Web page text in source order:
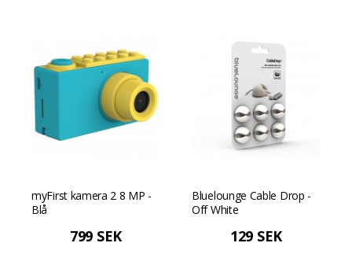
myFirst kamera 2 8 MP -
Blå
799 SEK
Bluelounge Cable Drop -
Off White
129 SEK